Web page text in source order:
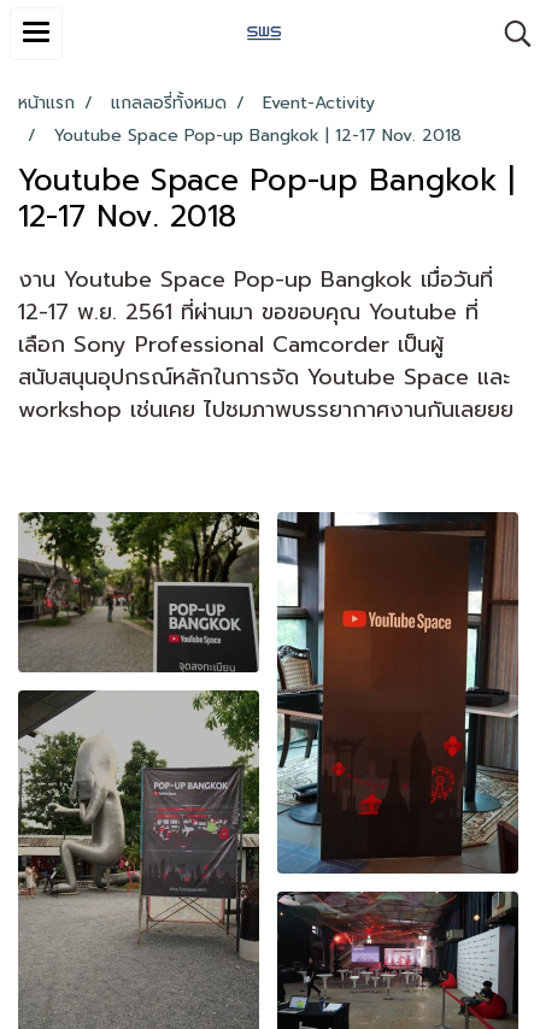
หน้าแรก แกลลอรี่ทั้งหมด
Event-Activity
Youtube Space Pop-up Bangkok | 12-17 Nov. 2018
Youtube Space Pop-up Bangkok |
12-17 Nov. 2018
งาน Youtube Space Pop-up Bangkok เมื่อวันที่
12-17 พ.ย. 2561 ที่ผ่านมา ขอขอบคุณ Youtube ที่
เลือก Sony Professional Camcorder เป็นผู้
สนับสนุนอุปกรณ์หลักในการจัด Youtube Space และ
workshop เช่นเคย ไปชมภาพบรรยากาศงานกันเลยยย